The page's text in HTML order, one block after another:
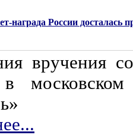
награда России досталась
вручения
московском